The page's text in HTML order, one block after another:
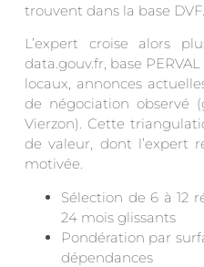
trouvent dans la base DVF.
L’expert croise alors
data.gouv.fr, base
locaux, annonces
de négociation observé
Vierzon). Cette
de valeur, dont l’expert
motivée.
Sélection de 6 à 12
24 mois glissants
Pondération par
dépendances